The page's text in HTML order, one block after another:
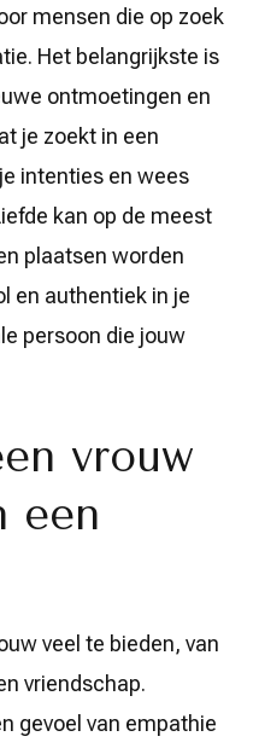
mensen die op zoek
Het belangrijkste is
ontmoetingen en
je zoekt in een
intenties en wees
kan op de meest
plaatsen worden
en authentiek in je
persoon die jouw
vrouw
een
veel te bieden, van
vriendschap.
gevoel van empathie